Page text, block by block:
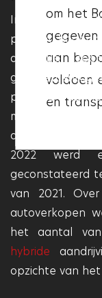
In november
procent hoger
augustus,
procent.
maand op rij
deze dus wel
2022 werd
geconstateerd
van 2021.
autoverkopen
het aantal
hybride
opzichte van
garage
deze
om het
aan
voldoen
en